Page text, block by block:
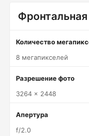
Количество
8 мегапикселей
Разрешение фото
3264 x 2448
Апертура
f/2.0